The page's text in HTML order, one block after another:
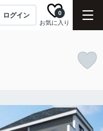
ログイン
お気に入り
0